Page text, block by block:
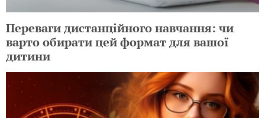
Переваги дистанційного навчання: чи
варто обирати цей формат для вашої
дитини